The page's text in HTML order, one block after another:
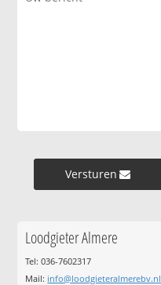
Versturen »
Loodgieter Almere
Tel: 036-7602317
Mail: info@loodgieteralmerebv.nl